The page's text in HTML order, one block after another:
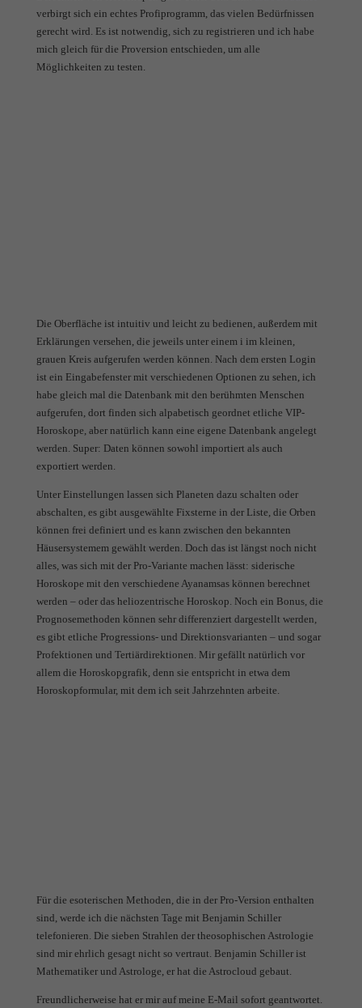
verbirgt sich ein echtes Profiprogramm, das vielen Bedürfnissen
gerecht wird. Es ist notwendig, sich zu registrieren und ich habe
mich gleich für die Proversion entschieden, um alle
Möglichkeiten zu testen.
Die Oberfläche ist intuitiv und leicht zu bedienen, außerdem mit
Erklärungen versehen, die jeweils unter einem i im kleinen,
grauen Kreis aufgerufen werden können. Nach dem ersten Login
ist ein Eingabefenster mit verschiedenen Optionen zu sehen, ich
habe gleich mal die Datenbank mit den berühmten Menschen
aufgerufen, dort finden sich alpabetisch geordnet etliche VIP-
Horoskope, aber natürlich kann eine eigene Datenbank angelegt
werden. Super: Daten können sowohl importiert als auch
exportiert werden.
Unter Einstellungen lassen sich Planeten dazu schalten oder
abschalten, es gibt ausgewählte Fixsterne in der Liste, die Orben
können frei definiert und es kann zwischen den bekannten
Häusersystemem gewählt werden. Doch das ist längst noch nicht
alles, was sich mit der Pro-Variante machen lässt: siderische
Horoskope mit den verschiedene Ayanamsas können berechnet
werden – oder das heliozentrische Horoskop. Noch ein Bonus, die
Prognosemethoden können sehr differenziert dargestellt werden,
es gibt etliche Progressions- und Direktionsvarianten – und sogar
Profektionen und Tertiärdirektionen. Mir gefällt natürlich vor
allem die Horoskopgrafik, denn sie entspricht in etwa dem
Horoskopformular, mit dem ich seit Jahrzehnten arbeite.
Für die esoterischen Methoden, die in der Pro-Version enthalten
sind, werde ich die nächsten Tage mit Benjamin Schiller
telefonieren. Die sieben Strahlen der theosophischen Astrologie
sind mir ehrlich gesagt nicht so vertraut. Benjamin Schiller ist
Mathematiker und Astrologe, er hat die Astrocloud gebaut.
Freundlicherweise hat er mir auf meine E-Mail sofort geantwortet.
Marketing (2)
Marketing-Cookies werden von Drittanbietern oder Publishern verwendet, um
personalisierte Werbung anzuzeigen. Sie tun dies, indem sie Besucher über Websites
hinweg verfolgen.